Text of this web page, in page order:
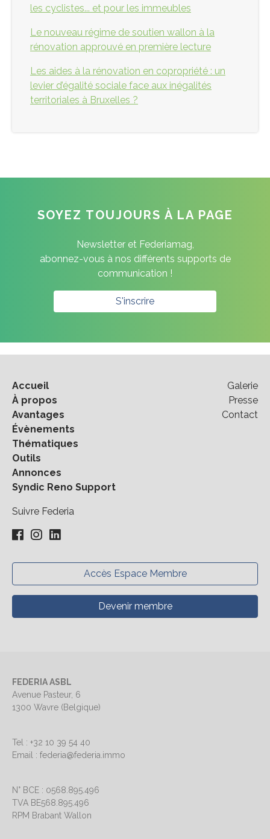
les cyclistes... et pour les immeubles
Le nouveau régime de soutien wallon à la
rénovation approuvé en première lecture
Les aides à la rénovation en copropriété : un
levier d’égalité sociale face aux inégalités
territoriales à Bruxelles ?
SOYEZ TOUJOURS À LA PAGE
Newsletter et Federiamag,
abonnez-vous à nos différents supports de
communication !
S'inscrire
Accueil
À propos
Avantages
Évènements
Thématiques
Outils
Annonces
Syndic Reno Support
Galerie
Presse
Contact
Suivre Federia
Accès Espace Membre
Devenir membre
FEDERIA ASBL
Avenue Pasteur, 6
1300 Wavre (Belgique)
Tel : +32 10 39 54 40
Email : federia@federia.immo
N° BCE : 0568.895.496
TVA BE568.895.496
RPM Brabant Wallon